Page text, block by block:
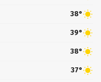
38°
39°
38°
37°